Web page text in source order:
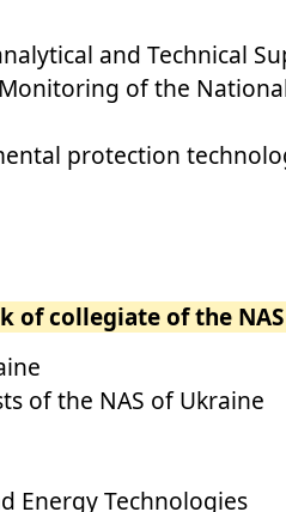
and Technical
of the
protection
of collegiate of the
of the NAS of Ukraine
Energy Technologies